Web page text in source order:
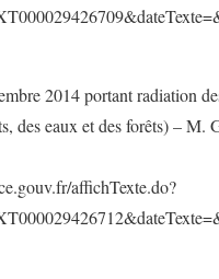
2014 portant radiation
des eaux et des forêts) – M.
affichTexte.do?